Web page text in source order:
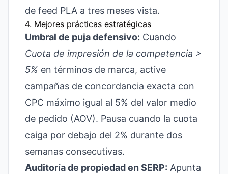
de feed PLA a tres meses vista.
4. Mejores prácticas estratégicas
Umbral de puja defensivo: Cuando
Cuota de impresión de la competencia >
5% en términos de marca, active
campañas de concordancia exacta con
CPC máximo igual al 5% del valor medio
de pedido (AOV). Pausa cuando la cuota
caiga por debajo del 2% durante dos
semanas consecutivas.
Auditoría de propiedad en SERP: Apunta